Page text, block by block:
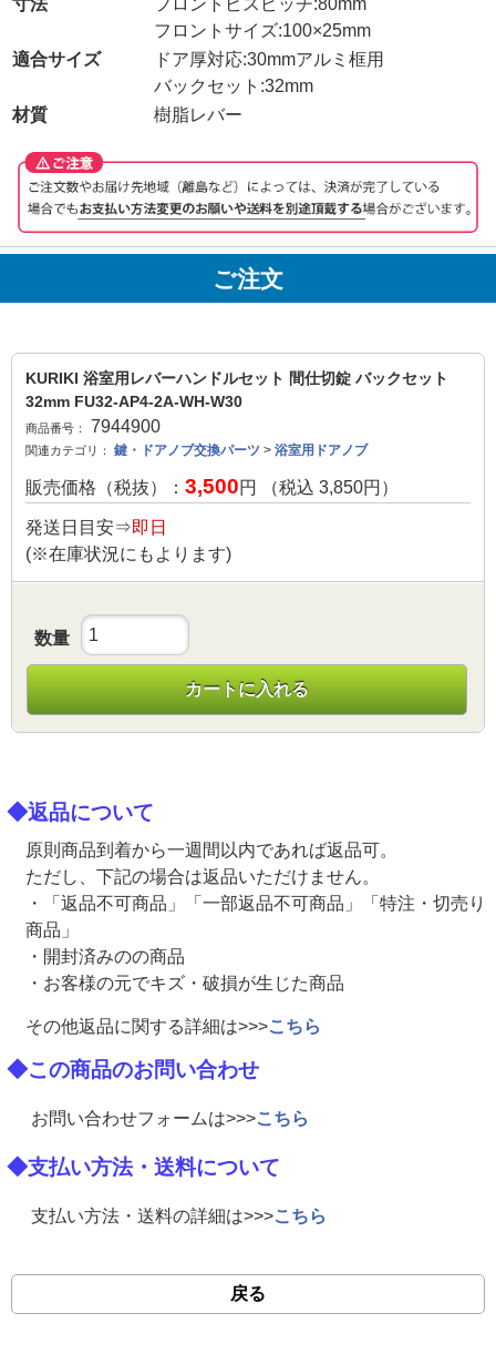
寸法
フロントビスピッチ:80mm
フロントサイズ:100×25mm
適合サイズ
ドア厚対応:30mmアルミ框用
バックセット:32mm
材質
樹脂レバー
ご注文
KURIKI 浴室用レバーハンドルセット 間仕切錠 バックセット
32mm FU32-AP4-2A-WH-W30
商品番号： 7944900
関連カテゴリ： 鍵・ドアノブ交換パーツ > 浴室用ドアノブ
販売価格（税抜）： 3,500円 （税込 3,850円）
発送日目安⇒即日
(※在庫状況にもよります)
数量
カートに入れる
◆返品について
原則商品到着から一週間以内であれば返品可。
ただし、下記の場合は返品いただけません。
・「返品不可商品」「一部返品不可商品」「特注・切売り
商品」
・開封済みのの商品
・お客様の元でキズ・破損が生じた商品
その他返品に関する詳細は>>>こちら
◆この商品のお問い合わせ
お問い合わせフォームは>>>こちら
◆支払い方法・送料について
支払い方法・送料の詳細は>>>こちら
戻る